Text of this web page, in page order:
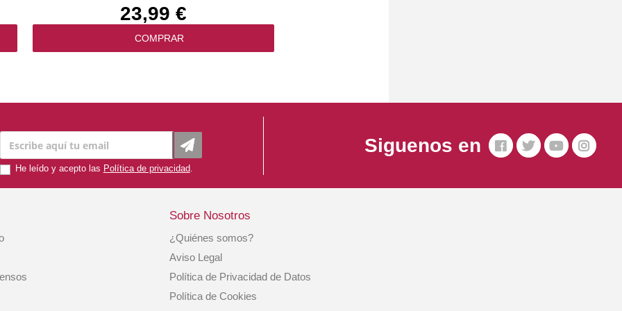
23,99 €
COMPRAR
Collar Antiparasitario Perro Scalibor 48cm
21,99 €
He leído y acepto las Política de privacidad.
Siguenos en
Sobre Nosotros
¿Quiénes somos?
Aviso Legal
Política de Privacidad de Datos
Política de Cookies